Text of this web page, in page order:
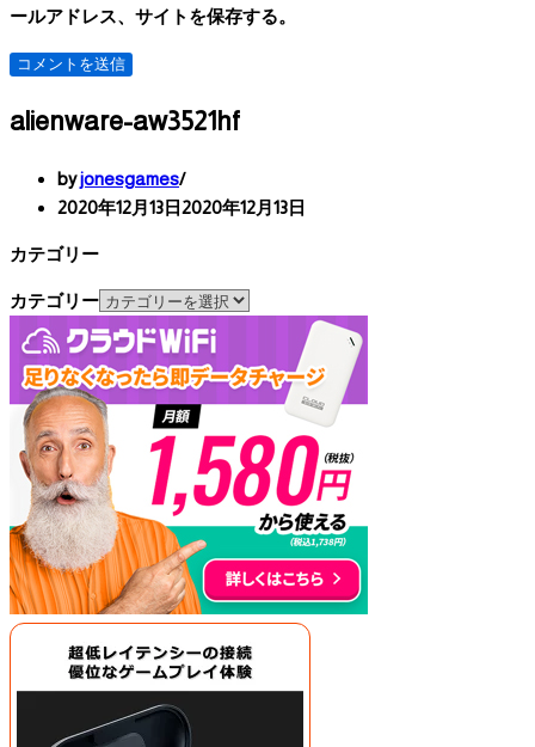
ールアドレス、サイトを保存する。
alienware-aw3521hf
byjonesgames
2020年12月13日2020年12月13日
カテゴリー
カテゴリー